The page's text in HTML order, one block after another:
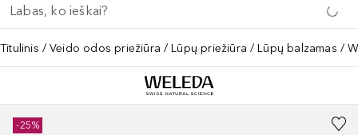
Titulinis Veido odos priežiūra Lūpų priežiūra Lūpų balzamas
-25%